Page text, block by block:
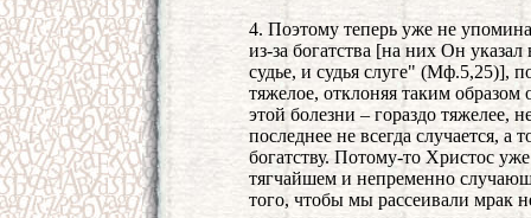
4. Поэтому теперь уже не
из-за богатства [на них Он
судье, и судья слуге" (Мф.5,25)],
тяжелое, отклоняя таким
этой болезни – гораздо
последнее не всегда случается, а
богатству. Потому-то Христос
тягчайшем и непременно
того, чтобы мы рассеивали мрак